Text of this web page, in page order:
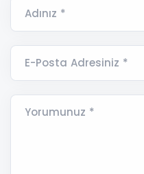
Adınız *
E-Posta Adresiniz *
Yorumunuz *